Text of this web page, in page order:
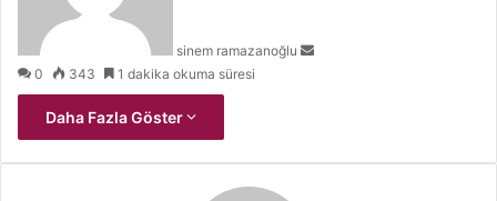
sinem ramazanoğlu
0 343 1 dakika okuma süresi
Daha Fazla Göster